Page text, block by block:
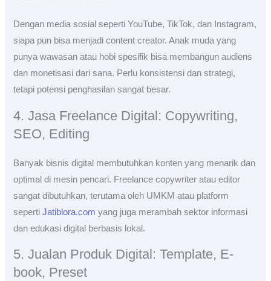
Dengan media sosial seperti YouTube, TikTok, dan Instagram,
siapa pun bisa menjadi content creator. Anak muda yang
punya wawasan atau hobi spesifik bisa membangun audiens
dan monetisasi dari sana. Perlu konsistensi dan strategi,
tetapi potensi penghasilan sangat besar.
4. Jasa Freelance Digital: Copywriting,
SEO, Editing
Banyak bisnis digital membutuhkan konten yang menarik dan
optimal di mesin pencari. Freelance copywriter atau editor
sangat dibutuhkan, terutama oleh UMKM atau platform
sepertiJatiblora.com yang juga merambah sektor informasi
dan edukasi digital berbasis lokal.
5. Jualan Produk Digital: Template, E-
book, Preset